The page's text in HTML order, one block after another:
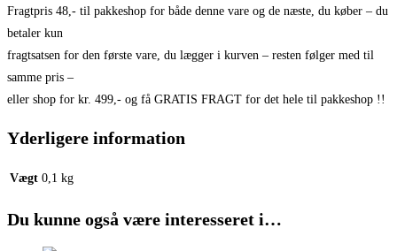
Fragtpris 48,- til pakkeshop for både denne vare og de næste, du køber – du
betaler kun
fragtsatsen for den første vare, du lægger i kurven – resten følger med til
samme pris –
eller shop for kr. 499,- og få GRATIS FRAGT for det hele til pakkeshop !!
Yderligere information
Vægt 0,1 kg
Du kunne også være interesseret i…